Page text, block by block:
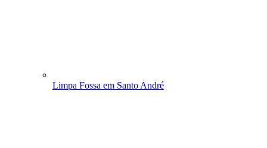
Limpa Fossa em Santo André